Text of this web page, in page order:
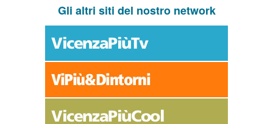
Gli altri siti del nostro network